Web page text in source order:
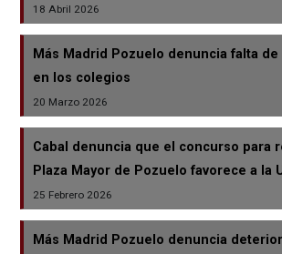
18 Abril 2026
Más Madrid Pozuelo denuncia falta
en los colegios
20 Marzo 2026
Cabal denuncia que el concurso para
Plaza Mayor de Pozuelo favorece a la
25 Febrero 2026
Más Madrid Pozuelo denuncia